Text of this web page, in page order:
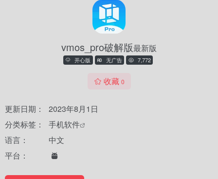
vmos_pro破解版最新版
开心版 无广告 7,772
收藏 0
更新日期：
2023年8月1日
分类标签：
手机软件
语言：
中文
平台：